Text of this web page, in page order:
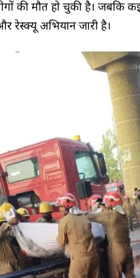
की मौत हो चुकी है। जबकि
अभियान जारी है।